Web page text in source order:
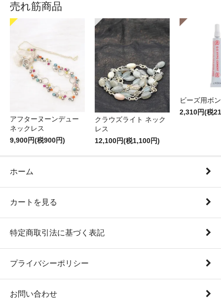
売れ筋商品
アフターヌーンデュー
ネックレス
9,900円(税900円)
クラウズライト ネック
レス
12,100円(税1,100円)
ビーズ用ボ
2,310円(税
ホーム
カートを見る
特定商取引法に基づく表記
プライバシーポリシー
お問い合わせ